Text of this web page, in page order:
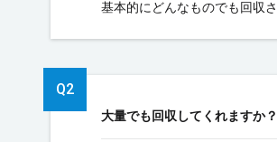
基本的にどんなものでも回収
大量でも回収してくれますか？